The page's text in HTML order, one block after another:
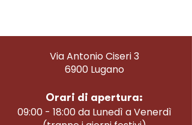
Via Antonio Ciseri 3
6900 Lugano
Orari di apertura:
09:00 - 18:00 da Lunedì a Venerdì